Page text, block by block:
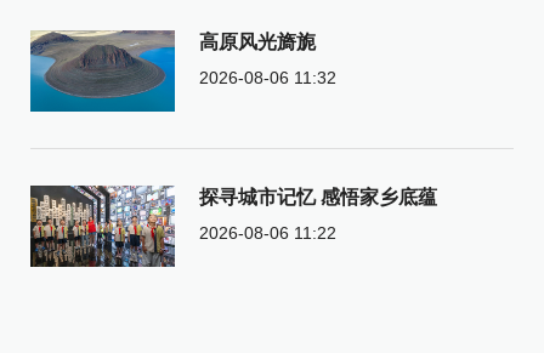
高原风光旖旎
2026-08-06 11:32
探寻城市记忆 感悟家乡底蕴
2026-08-06 11:22